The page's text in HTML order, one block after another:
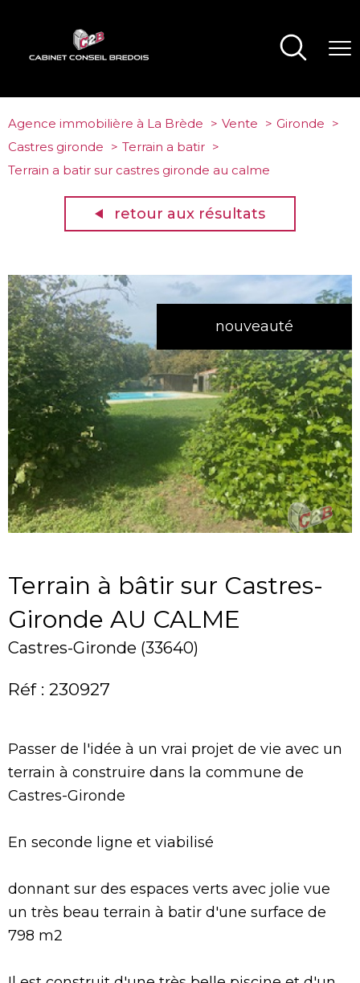
Agence immobilière à La Brède Vente
Gironde
Castres gironde
Terrain a batir
Terrain a batir sur castres gironde au calme
retour aux résultats
nouveauté
Terrain à bâtir sur Castres-
Gironde AU CALME
Castres-Gironde (33640)
Réf : 230927
Passer de l'idée à un vrai projet de vie avec un
terrain à construire dans la commune de
Castres-Gironde
En seconde ligne et viabilisé
donnant sur des espaces verts avec jolie vue
un très beau terrain à batir d'une surface de
798 m2